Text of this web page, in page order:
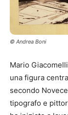
© Andrea Boni
Mario
una figura
secondo
tipografo e